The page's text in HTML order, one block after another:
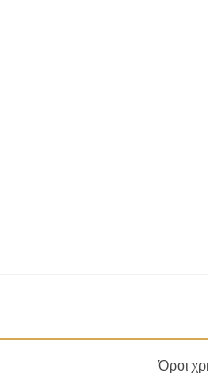
Όροι